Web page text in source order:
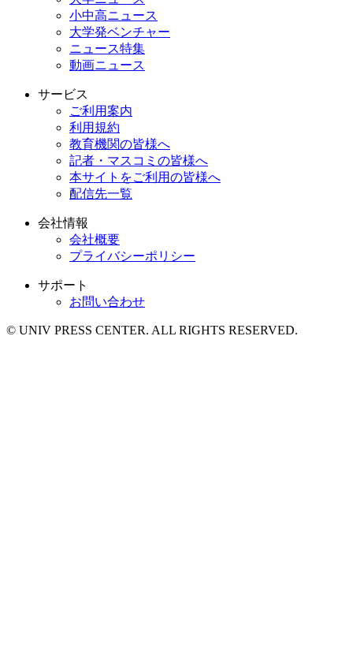
小中高ニュース
大学発ベンチャー
ニュース特集
動画ニュース
サービス
ご利用案内
利用規約
教育機関の皆様へ
記者・マスコミの皆様へ
本サイトをご利用の皆様へ
配信先一覧
会社情報
会社概要
プライバシーポリシー
サポート
お問い合わせ
© UNIV PRESS CENTER. ALL RIGHTS RESERVED.